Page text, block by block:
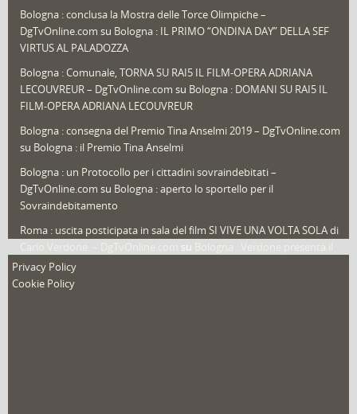
Redazioni(1.052)
Speciali (22)
Sport
That's Bologna Magazine(25)
Video (archivio) (263)
Bologna : conclusa la Mostra delle Torce Olimpiche –
DgTvOnline.com su Bologna : IL PRIMO “ONDINA DAY” DELLA SEF
VIRTUS AL PALADOZZA
Bologna : Comunale, TORNA SU RAI5 IL FILM-OPERA ADRIANA
LECOUVREUR – DgTvOnline.com su Bologna : DOMANI SU RAI5 IL
FILM-OPERA ADRIANA LECOUVREUR
Bologna : consegna del Premio Tina Anselmi 2019 – DgTvOnline.com
su Bologna : il Premio Tina Anselmi
Bologna : un Protocollo per i cittadini sovraindebitati –
DgTvOnline.com su Bologna : aperto lo sportello per il
Sovraindebitamento
Roma : uscita posticipata in sala del film SI VIVE UNA VOLTA SOLA di
su
nuovo film
Privacy Policy
Cookie Policy